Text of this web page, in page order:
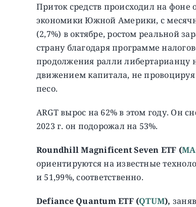
Приток средств происходил на
экономики Южной Америки, с
(2,7%) в октябре, ростом реальной
страну благодаря программе
продолжения ралли либертарианцу
движением капитала, не
песо.
ARGT вырос на 62% в этом году. Он
2023 г. он подорожал на 53%.
RoundhillMagnificentSeven ETF (
ориентируются на известные
и 51,99%, соответственно.
Defiance Quantum ETF (QTUM),